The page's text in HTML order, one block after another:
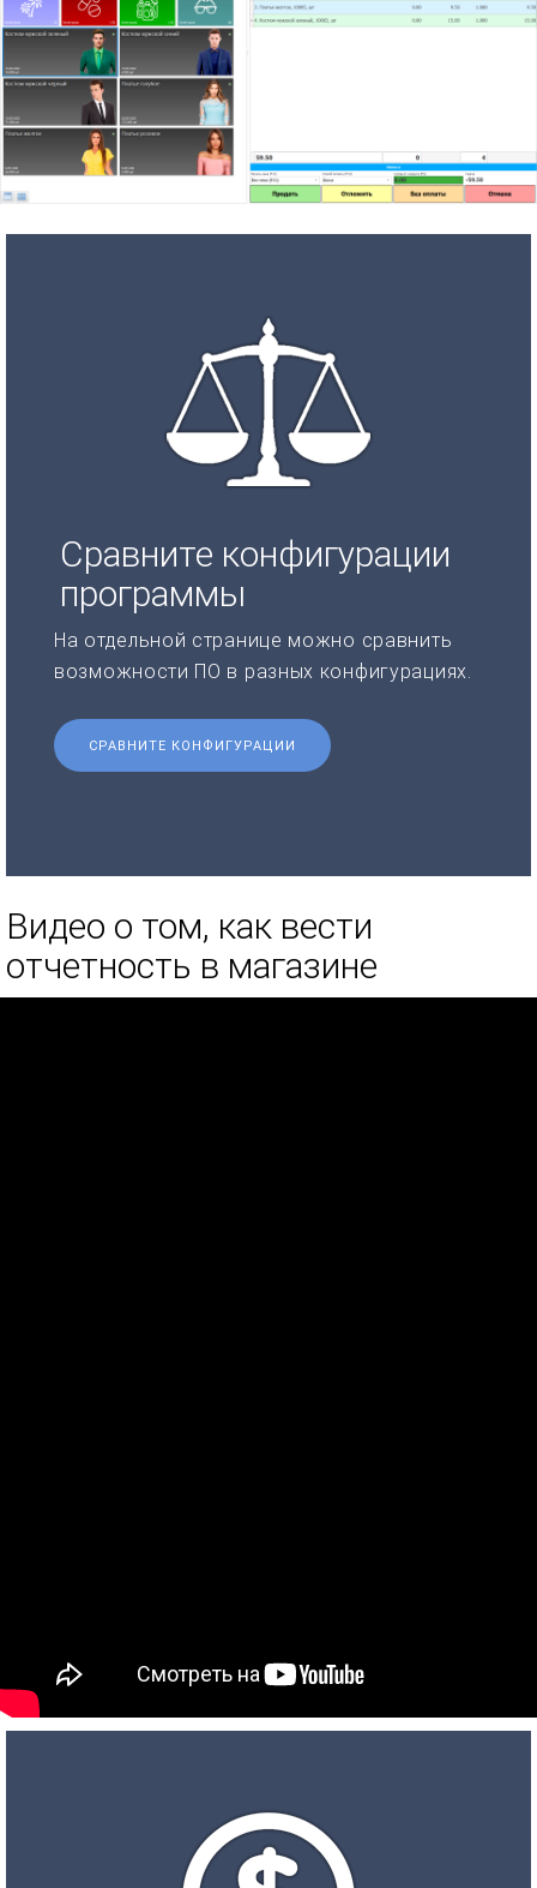
Сравните конфигурации
программы
На отдельной странице можно сравнить
возможности ПО в разных конфигурациях.
СРАВНИТЕ КОНФИГУРАЦИИ
Видео о том, как вести
отчетность в магазине